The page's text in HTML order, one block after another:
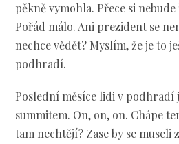
pěkně vymohla. Přece si
Pořád málo. Ani prezident se
nechce vědět? Myslím, že je to
podhradí.
Poslední měsíce lidi v podhradí
summitem. On, on, on. Chápe
tam nechtějí? Zase by se